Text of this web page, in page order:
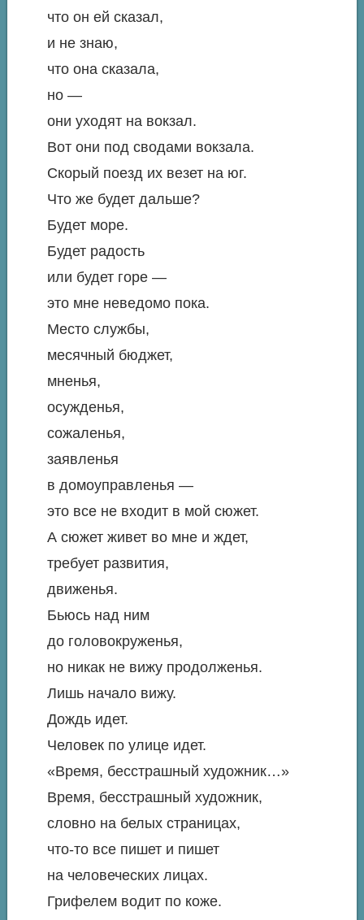
что он ей сказал,
и не знаю,
что она сказала,
но —
они уходят на вокзал.
Вот они под сводами вокзала.
Скорый поезд их везет на юг.
Что же будет дальше?
Будет море.
Будет радость
или будет горе —
это мне неведомо пока.
Место службы,
месячный бюджет,
мненья,
осужденья,
сожаленья,
заявленья
в домоуправленья —
это все не входит в мой сюжет.
А сюжет живет во мне и ждет,
требует развития,
движенья.
Бьюсь над ним
до головокруженья,
но никак не вижу продолженья.
Лишь начало вижу.
Дождь идет.
Человек по улице идет.
«Время, бесстрашный художник…»
Время, бесстрашный художник,
словно на белых страницах,
что-то все пишет и пишет
на человеческих лицах.
Грифелем водит по коже.